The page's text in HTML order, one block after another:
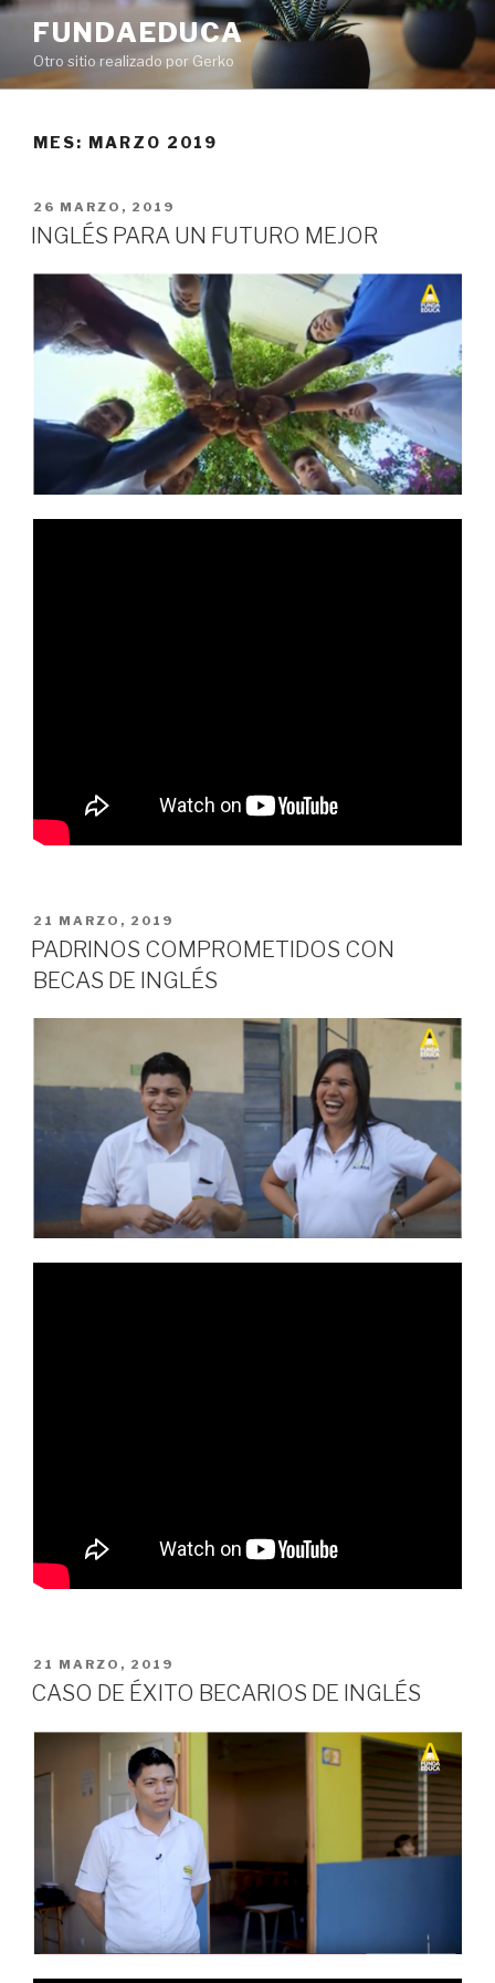
Ir
contenido
FUNDAEDUCA
Otro sitio realizado por Gerko
MES: MARZO 2019
PUBLICADO
EN
26 MARZO, 2019
INGLÉS PARA UN FUTURO MEJOR
PUBLICADO
EN
21 MARZO, 2019
PADRINOS COMPROMETIDOS CON
BECAS DE INGLÉS
PUBLICADO
EN
21 MARZO, 2019
CASO DE ÉXITO BECARIOS DE INGLÉS